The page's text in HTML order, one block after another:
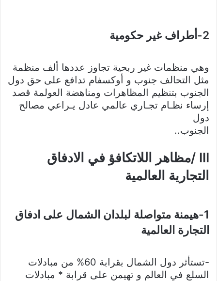
2-أطراف غير حكومية
وهي منظمات غير ربحية تجاوز عددها ألف منظمة
مثل التحالف جنوب و أوكسفام تدافع على حق دول
الجنوب بتنظيم المظاهرات ومناهضة العولمة قصد
إرساء نظـام تجـاري عالمي عادل يـراعي مصالح
دول
الجنوب..
III /مظاهر اللاتكافؤ في الادفاق
التجارية العالمية
1-هيمنة متواصلة لبلدان الشمال على ادفاق
التجارة العالمية
-تستأثر دول الشمال بقرابة 60% من مبادلات
السلع في العالم و تهيمن على قرابة * مبادلات